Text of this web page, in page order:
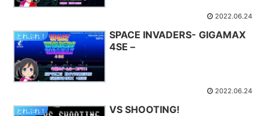
2022.06.24
とれぷれ！
SPACE INVADERS- GIGAMAX
4SE –
2022.06.24
とれぷれ！ VS SHOOTING!